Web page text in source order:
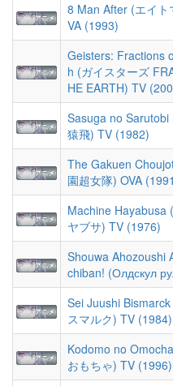
8 Man After (エイト
VA (1993)
Geisters: Fractions
h (ガイスターズ
HE EARTH) TV
Sasuga no Sarutobi
猿飛) TV (1982)
The Gakuen
園超女隊) OVA
Machine Hayabusa
ヤブサ) TV (1976)
Shouwa Ahozoushi
chiban! (Олдскул
Sei Juushi
スマルク) TV (1984)
Kodomo no
おもちゃ) TV